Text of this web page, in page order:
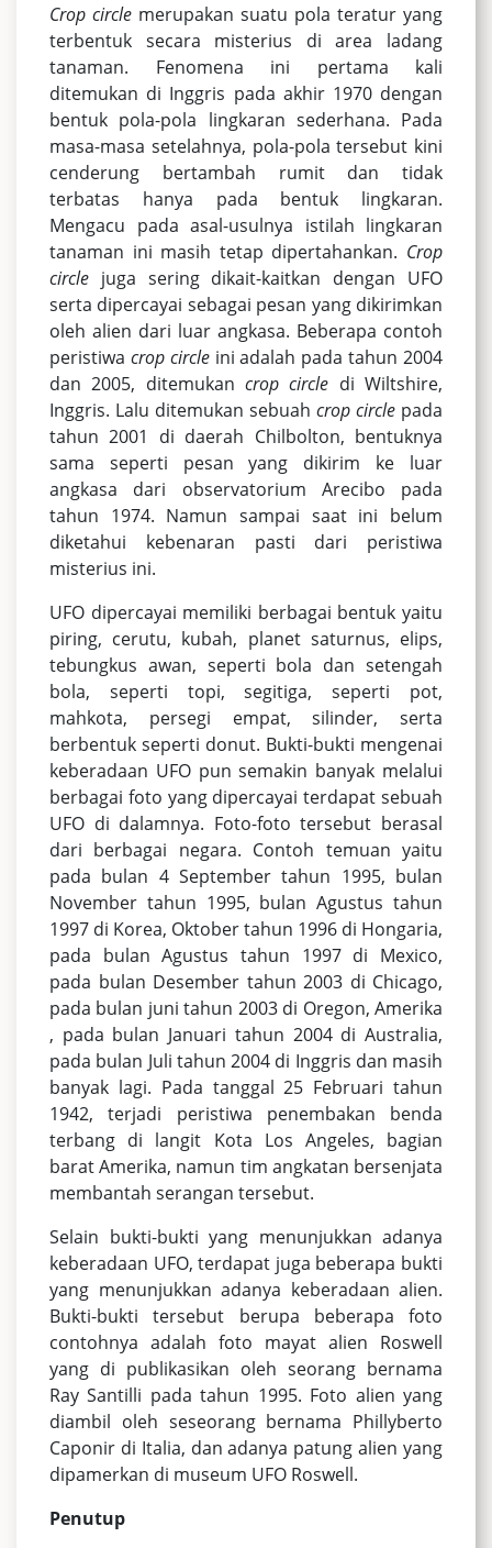
Crop circle merupakan suatu pola teratur yang
terbentuk secara misterius di area ladang
tanaman. Fenomena ini pertama kali
ditemukan di Inggris pada akhir 1970 dengan
bentuk pola-pola lingkaran sederhana. Pada
masa-masa setelahnya, pola-pola tersebut kini
cenderung bertambah rumit dan tidak
terbatas hanya pada bentuk lingkaran.
Mengacu pada asal-usulnya istilah lingkaran
tanaman ini masih tetap dipertahankan. Crop
circle juga sering dikait-kaitkan dengan UFO
serta dipercayai sebagai pesan yang dikirimkan
oleh alien dari luar angkasa. Beberapa contoh
peristiwa crop circleini adalah pada tahun 2004
dan 2005, ditemukan crop circle di Wiltshire,
Inggris. Lalu ditemukan sebuah crop circle pada
tahun 2001 di daerah Chilbolton, bentuknya
sama seperti pesan yang dikirim ke luar
angkasa dari observatorium Arecibo pada
tahun 1974. Namun sampai saat ini belum
diketahui kebenaran pasti dari peristiwa
misterius ini.
UFO dipercayai memiliki berbagai bentuk yaitu
piring, cerutu, kubah, planet saturnus, elips,
tebungkus awan, seperti bola dan setengah
bola, seperti topi, segitiga, seperti pot,
mahkota, persegi empat, silinder, serta
berbentuk seperti donut. Bukti-bukti mengenai
keberadaan UFO pun semakin banyak melalui
berbagai foto yang dipercayai terdapat sebuah
UFO di dalamnya. Foto-foto tersebut berasal
dari berbagai negara. Contoh temuan yaitu
pada bulan 4 September tahun 1995, bulan
November tahun 1995, bulan Agustus tahun
1997 di Korea, Oktober tahun 1996 di Hongaria,
pada bulan Agustus tahun 1997 di Mexico,
pada bulan Desember tahun 2003 di Chicago,
pada bulan juni tahun 2003 di Oregon, Amerika
, pada bulan Januari tahun 2004 di Australia,
pada bulan Juli tahun 2004 di Inggris dan masih
banyak lagi. Pada tanggal 25 Februari tahun
1942, terjadi peristiwa penembakan benda
terbang di langit Kota Los Angeles, bagian
barat Amerika, namun tim angkatan bersenjata
membantah serangan tersebut.
Selain bukti-bukti yang menunjukkan adanya
keberadaan UFO, terdapat juga beberapa bukti
yang menunjukkan adanya keberadaan alien.
Bukti-bukti tersebut berupa beberapa foto
contohnya adalah foto mayat alien Roswell
yang di publikasikan oleh seorang bernama
Ray Santilli pada tahun 1995. Foto alien yang
diambil oleh seseorang bernama Phillyberto
Caponir di Italia, dan adanya patung alien yang
dipamerkan di museum UFO Roswell.
Penutup